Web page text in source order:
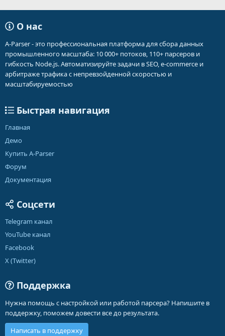
О нас
A-Parser - это профессиональная платформа для сбора данных
промышленного масштаба: 10 000+ потоков, 110+ парсеров и
гибкость Node.js. Автоматизируйте задачи в SEO, e-commerce и
арбитраже трафика с непревзойденной скоростью и
масштабируемостью
Быстрая навигация
Главная
Демо
Купить A-Parser
Форум
Документация
Соцсети
Telegram канал
YouTube канал
Facebook
X (Twitter)
Поддержка
Нужна помощь с настройкой или работой парсера? Напишите в
поддержку, поможем довести все до результата.
Написать в поддержку